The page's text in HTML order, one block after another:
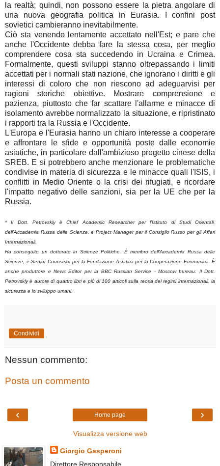
la realtà; quindi, non possono essere la pietra angolare di
una nuova geografia politica in Eurasia. I confini post
sovietici cambieranno inevitabilmente.
Ciò sta venendo lentamente accettato nell'Est; e pare che
anche l'Occidente debba fare la stessa cosa, per meglio
comprendere cosa sta succedendo in Ucraina e Crimea.
Formalmente, questi sviluppi stanno oltrepassando i limiti
accettati per i normali stati nazione, che ignorano i diritti e gli
interessi di coloro che non riescono ad adeguarvisi per
ragioni storiche obiettive. Mostrare comprensione e
pazienza, piuttosto che far scattare l'allarme e minacce di
isolamento avrebbe normalizzato la situazione, e ripristinato
i rapporti tra la Russia e l'Occidente.
L'Europa e l'Eurasia hanno un chiaro interesse a cooperare
e affrontare le sfide e opportunità poste dalle economie
asiatiche, in particolare dall'ambizioso progetto cinese della
SREB. E si potrebbero anche menzionare le problematiche
condivise in materia di sicurezza e le minacce quali l'ISIS, i
conflitti in Medio Oriente o la crisi dei rifugiati, e ricordare
l'impatto negativo delle sanzioni, sia per la UE che per la
Russia.
* Il Dott. Petrovskiy è Chief Academic Researcher per l'Istituto di Studi Orientali,
dell'Accademia Russa delle Scienze, e Project Manager per il Consiglio Russo per gli Affari
Internazionali.
Ha conseguito un dottorato in Scienze Politiche. È membro dell'Accademia Russa delle
Scienze, e Senior Counselor per la Fondazione Asiatica per la Cooperazione Economica. È
anche produttore e News Editor per la BBC Russian Service - Moscow bureau. Il Dott.
Petrovskiy è autore di quattro libri e più di 100 articoli sulla teoria dei regimi internazionali, la
sicurezza e lo sviluppo umani.
Condividi
Nessun commento:
Posta un commento
‹ ›
Home page
Visualizza versione web
Giorgio Gasperoni
Direttore Responsabile